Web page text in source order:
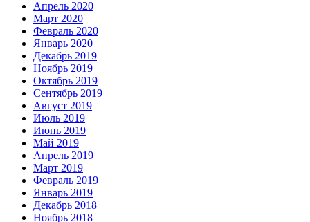
Апрель 2020
Март 2020
Февраль 2020
Январь 2020
Декабрь 2019
Ноябрь 2019
Октябрь 2019
Сентябрь 2019
Август 2019
Июль 2019
Июнь 2019
Май 2019
Апрель 2019
Март 2019
Февраль 2019
Январь 2019
Декабрь 2018
Ноябрь 2018